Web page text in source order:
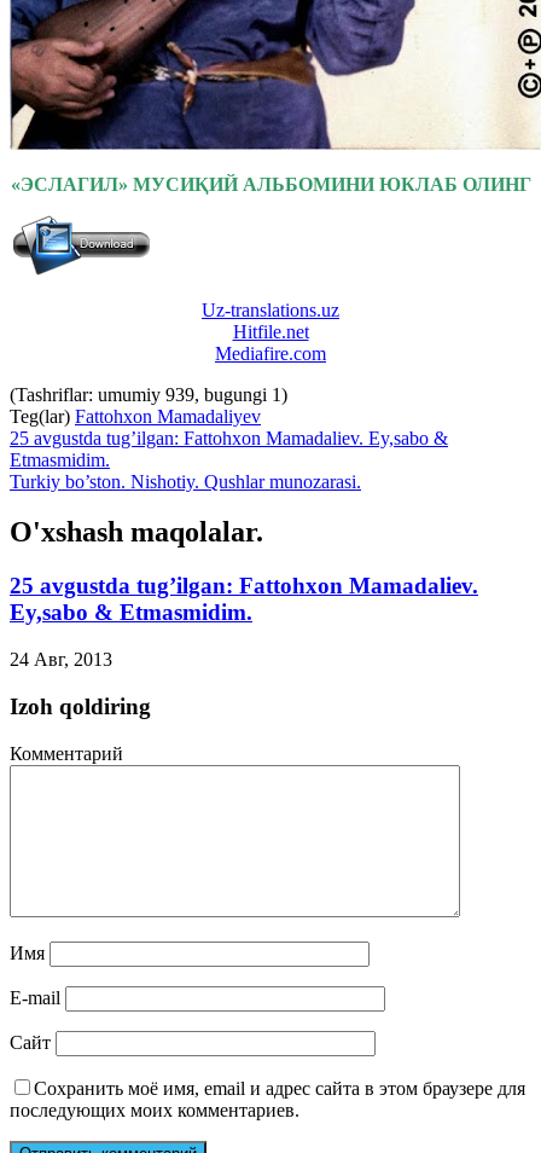
«ЭСЛАГИЛ» МУСИҚИЙ АЛЬБОМИНИ ЮКЛАБ ОЛИНГ
Uz-translations.uz
Hitfile.net
Mediafire.com
(Tashriflar: umumiy 939, bugungi 1)
Teg(lar) Fattohxon Mamadaliyev
25 avgustda tug’ilgan: Fattohxon Mamadaliev. Ey,sabo &
Etmasmidim.
Turkiy bo’ston. Nishotiy. Qushlar munozarasi.
O'xshash maqolalar.
25 avgustda tug’ilgan: Fattohxon Mamadaliev.
Ey,sabo & Etmasmidim.
24 Авг, 2013
Izoh qoldiring
Комментарий
Имя
E-mail
Сайт
Сохранить моё имя, email и адрес сайта в этом браузере для
последующих моих комментариев.